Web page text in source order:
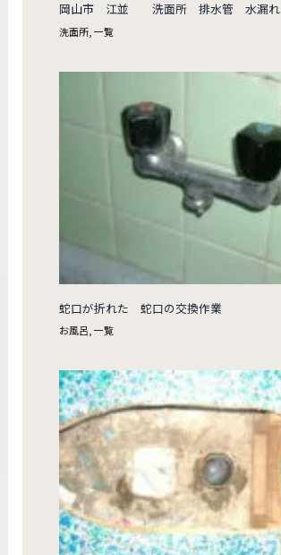
岡山市 江並 洗面所 排水管 水漏れ
洗面所 ,一覧
蛇口が折れた 蛇口の交換作業
お風呂,一覧